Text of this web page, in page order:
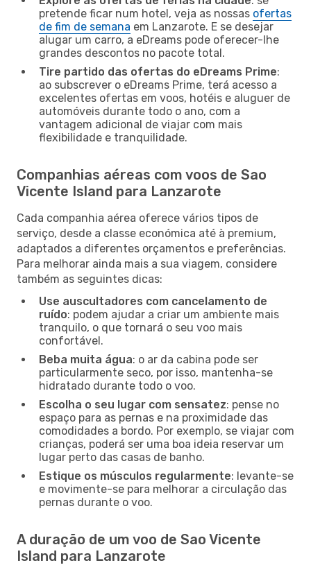
pretende ficar num hotel, veja as nossas ofertas
de fim de semana em Lanzarote. E se desejar
alugar um carro, a eDreams pode oferecer-lhe
grandes descontos no pacote total.
Tire partido das ofertas do eDreams Prime:
ao subscrever o eDreams Prime, terá acesso a
excelentes ofertas em voos, hotéis e aluguer de
automóveis durante todo o ano, com a
vantagem adicional de viajar com mais
flexibilidade e tranquilidade.
Companhias aéreas com voos de Sao
Vicente Island para Lanzarote
Cada companhia aérea oferece vários tipos de
serviço, desde a classe económica até à premium,
adaptados a diferentes orçamentos e preferências.
Para melhorar ainda mais a sua viagem, considere
também as seguintes dicas:
Use auscultadores com cancelamento de
ruído: podem ajudar a criar um ambiente mais
tranquilo, o que tornará o seu voo mais
confortável.
Beba muita água: o ar da cabina pode ser
particularmente seco, por isso, mantenha-se
hidratado durante todo o voo.
Escolha o seu lugar com sensatez: pense no
espaço para as pernas e na proximidade das
comodidades a bordo. Por exemplo, se viajar com
crianças, poderá ser uma boa ideia reservar um
lugar perto das casas de banho.
Estique os músculos regularmente: levante-se
e movimente-se para melhorar a circulação das
pernas durante o voo.
A duração de um voo de Sao Vicente
Island para Lanzarote